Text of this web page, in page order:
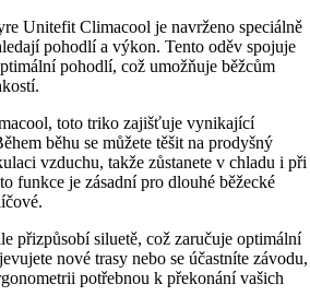
Unitefit Climacool je navrženo speciálně
pohodlí a výkon. Tento oděv spojuje
pohodlí, což umožňuje běžcům
toto triko zajišťuje vynikající
běhu se můžete těšit na prodyšný
vzduchu, takže zůstanete v chladu i při
funkce je zásadní pro dlouhé běžecké
přizpůsobí siluetě, což zaručuje optimální
nové trasy nebo se účastníte závodu,
potřebnou k překonání vašich